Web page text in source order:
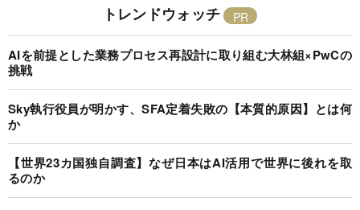
トレンドウォッチ
AIを前提とした業務プロセス再設計に取り組む大林組×PwCの
挑戦
Sky執行役員が明かす、SFA定着失敗の【本質的原因】とは何
か
【世界23カ国独自調査】なぜ日本はAI活用で世界に後れを取
るのか